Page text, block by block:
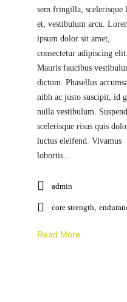
sem fringilla, scelerisque
et, vestibulum arcu.
ipsum dolor sit amet,
consectetur adipiscing elit.
Mauris faucibus
dictum. Phasellus
nibh ac justo suscipit, id
nulla vestibulum.
scelerisque risus quis
luctus eleifend. Vivamus
lobortis...
admin
core strength,
Read More